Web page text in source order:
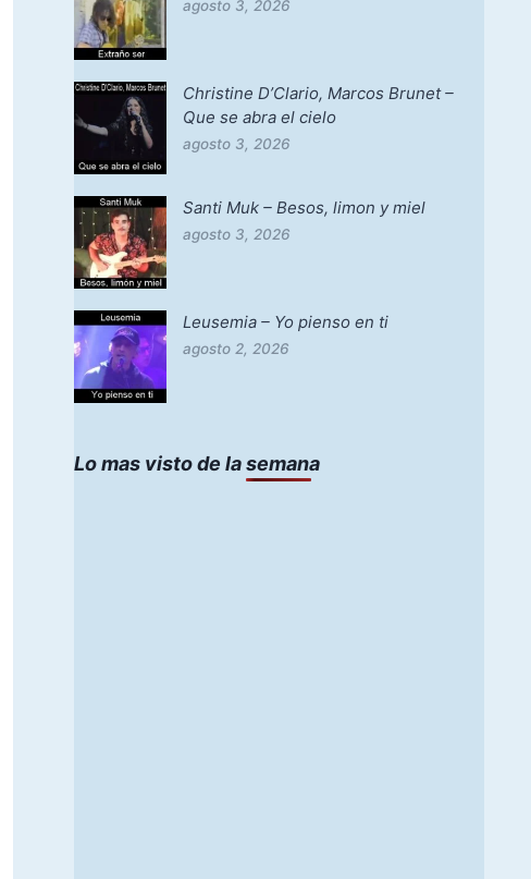
agosto 3, 2026
Christine D’Clario, Marcos Brunet –
Que se abra el cielo
agosto 3, 2026
Santi Muk – Besos, limon y miel
agosto 3, 2026
Leusemia – Yo pienso en ti
agosto 2, 2026
Lo mas visto de la semana